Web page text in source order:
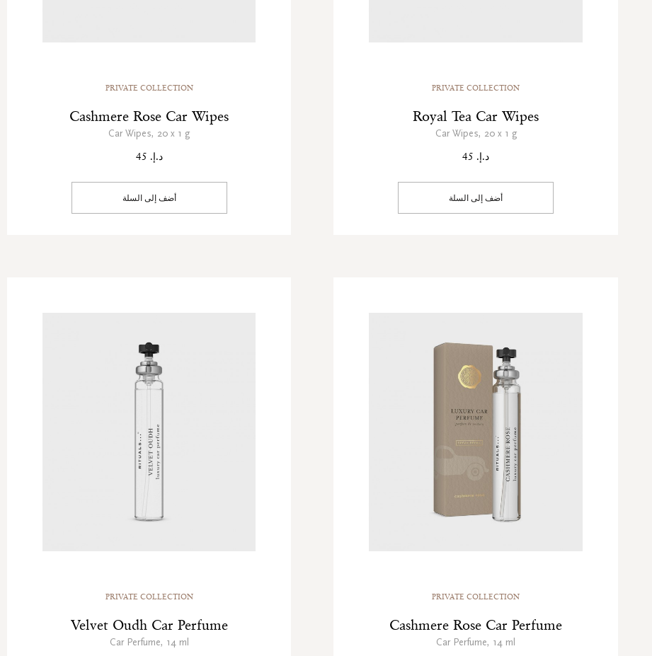
PRIVATE COLLECTION
Royal Tea Car Wipes
Car Wipes, 20 x 1 g
د.إ. 45
أضف إلى السلة
PRIVATE COLLECTION
Cashmere Rose Car Wipes
Car Wipes, 20 x 1 g
د.إ. 45
أضف إلى السلة
PRIVATE COLLECTION
Cashmere Rose Car Perfume
Car Perfume, 14 ml
PRIVATE COLLECTION
Velvet Oudh Car Perfume
Car Perfume, 14 ml